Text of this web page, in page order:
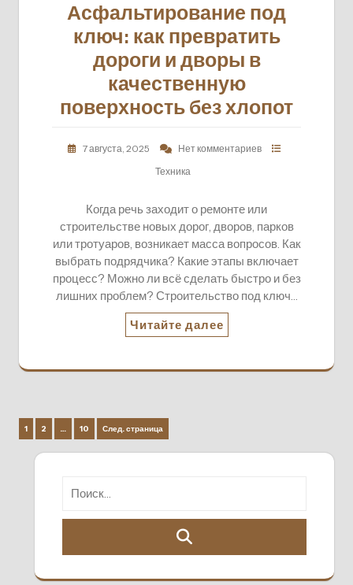
Асфальтирование под
ключ: как превратить
дороги и дворы в
качественную
поверхность без хлопот
7 августа, 2025
Нет комментариев
Техника
Когда речь заходит о ремонте или
строительстве новых дорог, дворов, парков
или тротуаров, возникает масса вопросов. Как
выбрать подрядчика? Какие этапы включает
процесс? Можно ли всё сделать быстро и без
лишних проблем? Строительство под ключ…
Читайте далее
Пагинация
записей
Страница
1 Страница
2 … Страница
10 След. страница